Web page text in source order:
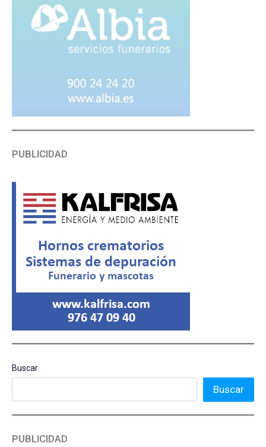
PUBLICIDAD
Buscar
Buscar
PUBLICIDAD